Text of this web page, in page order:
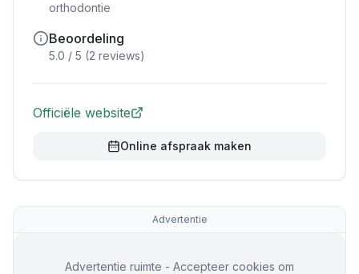
orthodontie
Beoordeling
5.0 / 5 (2 reviews)
Officiële website
Online afspraak maken
Advertentie
Advertentie ruimte - Accepteer cookies om